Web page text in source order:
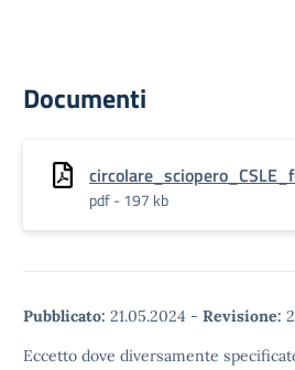
Documenti
pdf - 197 kb
Pubblicato: 21.05.2024 - Revisione:
Eccetto dove diversamente